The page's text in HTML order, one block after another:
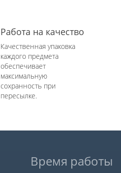
Работа на качество
Качественная упаковка
каждого предмета
обеспечивает
максимальную
сохранность при
пересылке.
Время работы